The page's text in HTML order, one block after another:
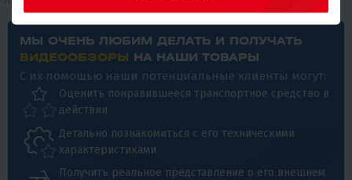
МЫ ОЧЕНЬ ЛЮБИМ ДЕЛАТЬ И ПОЛУЧАТЬ
ВИДЕООБЗОРЫ НА НАШИ ТОВАРЫ
С их помощью наши потенциальные клиенты могут:
Оценить понравившееся транспортное средство в
действии
Детально познакомиться с его техническими
характеристиками
Получить реальное представление о его внешнем